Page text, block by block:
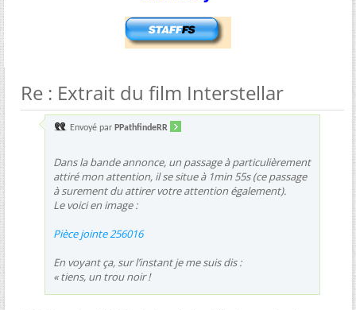
Re : Extrait du film Interstellar
Envoyé par PPathfindeRR
Dans la bande annonce, un passage à particulièrement
attiré mon attention, il se situe à 1min 55s (ce passage
à surement du attirer votre attention également).
Le voici en image :
Pièce jointe 256016
En voyant ça, sur l’instant je me suis dis :
« tiens, un trou noir !